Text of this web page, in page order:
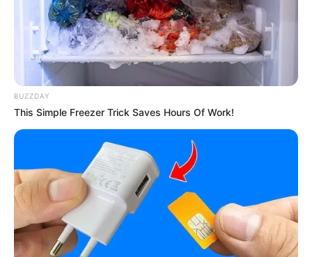
(foto: shutterstock)
Masyarakat Minang zaman dahulu menyebutnya dengankepalo
BUZZDAY
This Simple Freezer Trick Saves Hours Of Work!